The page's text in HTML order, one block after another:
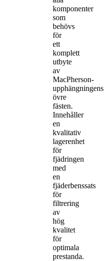
komponenter
som
behövs
för
ett
komplett
utbyte
av
MacPherson-
upphängningens
övre
fästen.
Innehåller
en
kvalitativ
lagerenhet
för
fjädringen
med
en
fjäderbenssats
för
filtrering
av
hög
kvalitet
för
optimala
prestanda.